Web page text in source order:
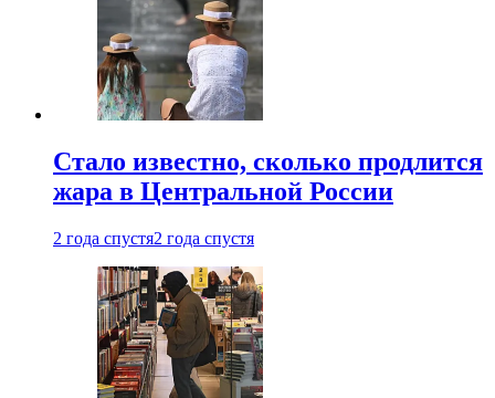
Стало известно, сколько продлится
жара в Центральной России
2 года спустя2 года спустя